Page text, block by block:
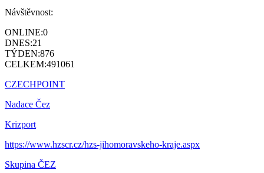
Návštěvnost:
ONLINE:0
DNES:21
TÝDEN:876
CELKEM:491061
CZECHPOINT
Nadace Čez
Krizport
https://www.hzscr.cz/hzs-jihomoravskeho-kraje.aspx
Skupina ČEZ